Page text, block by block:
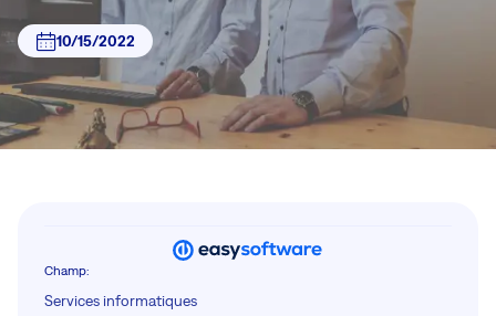
10/15/2022
Champ:
Services informatiques